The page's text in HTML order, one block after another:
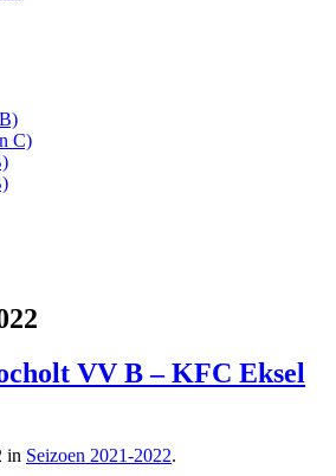
C)
VV B – KFC Eksel
in Seizoen 2021-2022.